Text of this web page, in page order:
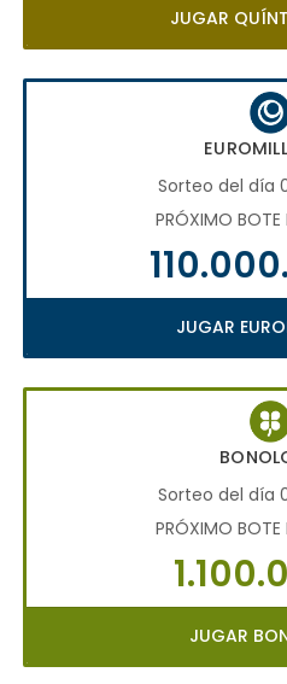
JUGAR
Sorteo del día
PRÓXIMO BOTE
JUGAR
Sorteo del día
PRÓXIMO BOTE
JUGAR